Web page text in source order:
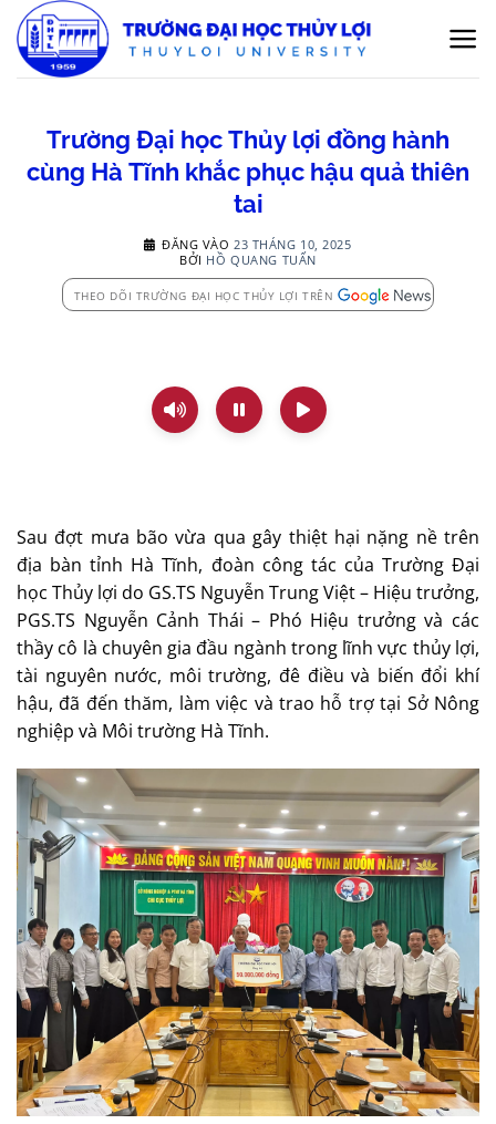
qua
nội
Trường Đại học Thủy lợi đồng hành
cùng Hà Tĩnh khắc phục hậu quả thiên
tai
ĐĂNG VÀO 23 THÁNG 10, 2025
BỞI HỒ QUANG TUẤN
THEO DÕI TRƯỜNG ĐẠI HỌC THỦY LỢI TRÊN
Sau đợt mưa bão vừa qua gây thiệt hại nặng nề trên
địa bàn tỉnh Hà Tĩnh, đoàn công tác của Trường Đại
học Thủy lợi do GS.TS Nguyễn Trung Việt – Hiệu trưởng,
PGS.TS Nguyễn Cảnh Thái – Phó Hiệu trưởng và các
thầy cô là chuyên gia đầu ngành trong lĩnh vực thủy lợi,
tài nguyên nước, môi trường, đê điều và biến đổi khí
hậu, đã đến thăm, làm việc và trao hỗ trợ tại Sở Nông
nghiệp và Môi trường Hà Tĩnh.